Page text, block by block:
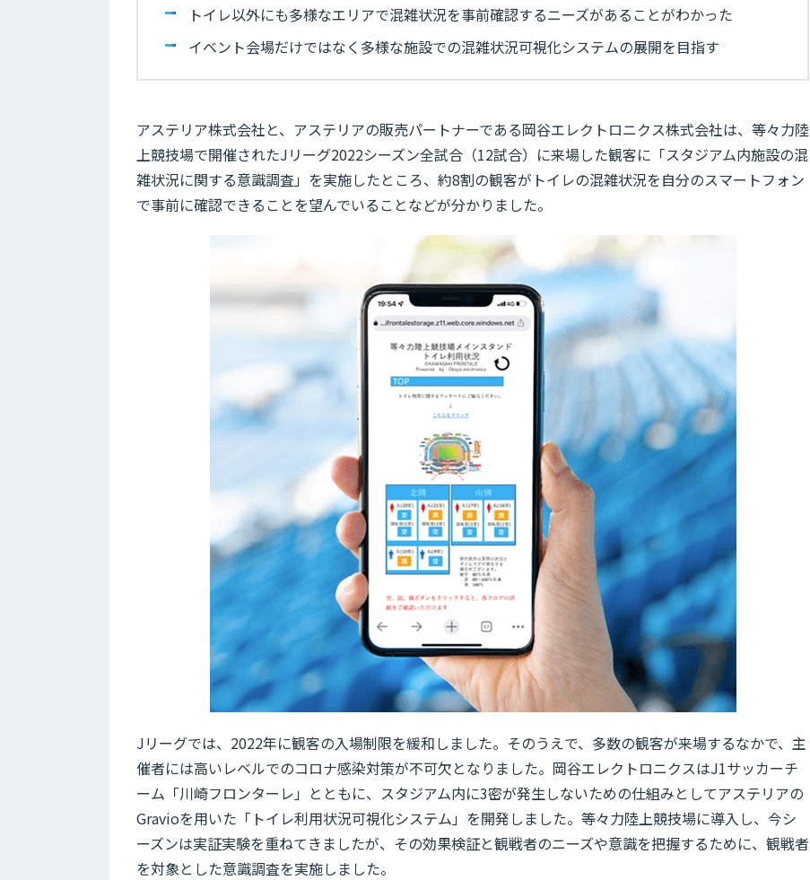
トイレ以外にも多様なエリアで混雑状況を事前確認するニーズがあることがわかった
イベント会場だけではなく多様な施設での混雑状況可視化システムの展開を目指す
アステリア株式会社と、アステリアの販売パートナーである岡谷エレクトロニクス株式会社は、等々力陸
上競技場で開催されたJリーグ2022シーズン全試合（12試合）に来場した観客に「スタジアム内施設の混
雑状況に関する意識調査」を実施したところ、約8割の観客がトイレの混雑状況を自分のスマートフォン
で事前に確認できることを望んでいることなどが分かりました。
Jリーグでは、2022年に観客の入場制限を緩和しました。そのうえで、多数の観客が来場するなかで、主
催者には高いレベルでのコロナ感染対策が不可欠となりました。岡谷エレクトロニクスはJ1サッカーチ
ーム「川崎フロンターレ」とともに、スタジアム内に3密が発生しないための仕組みとしてアステリアの
Gravioを用いた「トイレ利用状況可視化システム」を開発しました。等々力陸上競技場に導入し、今シ
ーズンは実証実験を重ねてきましたが、その効果検証と観戦者のニーズや意識を把握するために、観戦者
を対象とした意識調査を実施しました。